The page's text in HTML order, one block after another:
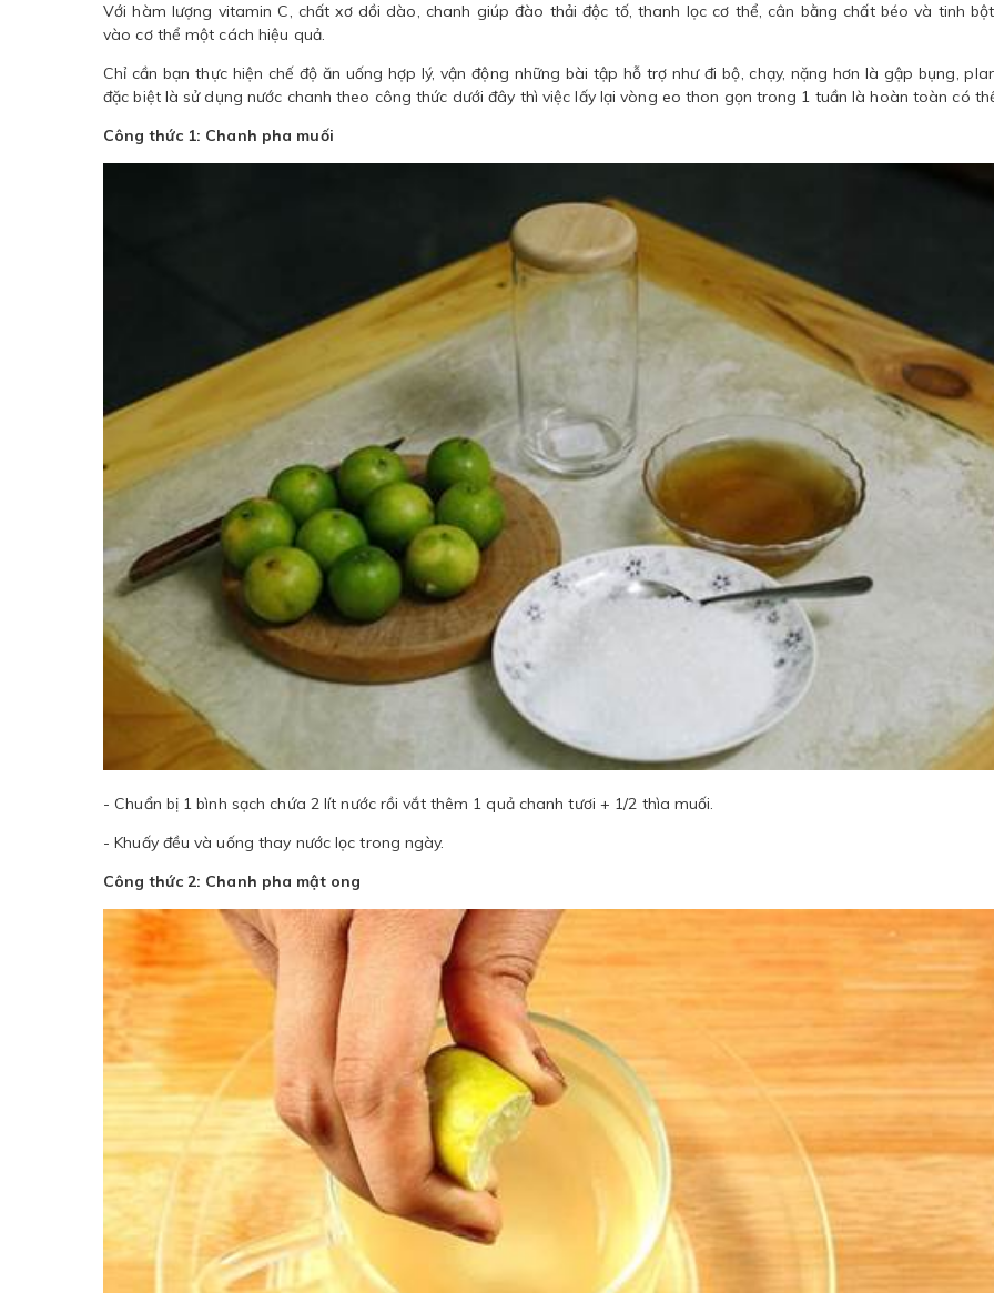
Với hàm lượng vitamin C, chất xơ dồi dào, chanh giúp đào thải độc tố, thanh lọc cơ thể, cân bằng chất béo và tinh
vào cơ thể một cách hiệu quả.
Chỉ cần bạn thực hiện chế độ ăn uống hợp lý, vận động những bài tập hỗ trợ như đi bộ, chạy, nặng hơn là gập bụng,
đặc biệt là sử dụng nước chanh theo công thức dưới đây thì việc lấy lại vòng eo thon gọn trong 1 tuần là hoàn toàn có
Công thức 1: Chanh pha muối
- Chuẩn bị 1 bình sạch chứa 2 lít nước rồi vắt thêm 1 quả chanh tươi + 1/2 thìa muối.
- Khuấy đều và uống thay nước lọc trong ngày.
Công thức 2: Chanh pha mật ong